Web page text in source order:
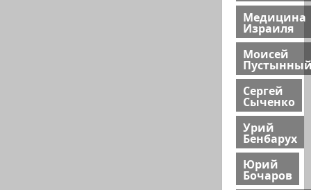
Медицина
Израиля
Моисей
Сергей
Сыченко
Урий
Бенбарух
Юрий
Бочаров